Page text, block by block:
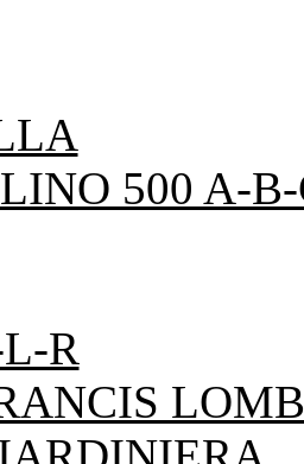
500 A-
R